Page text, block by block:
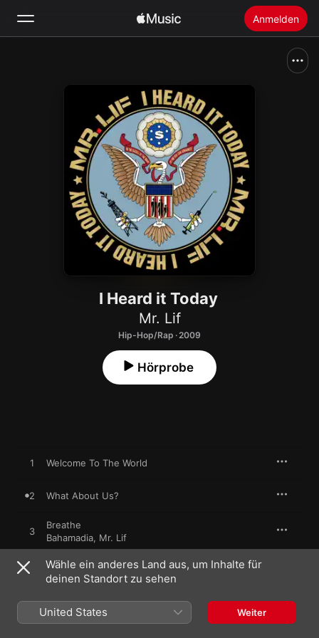
Anmelden
Apple Music installieren
I Heard it Today
Mr. Lif
Hip-Hop/Rap · 2009
Hörprobe
1 Welcome To The World
2 What About Us?
3
Breathe
Bahamadia, Mr. Lif
4 Collapse the Walls
5
Dumbtron,Mr. Lif Vinnie Paz
Wähle ein anderes Land aus, um Inhalte für
deinen Standort zu sehen
United States Weiter